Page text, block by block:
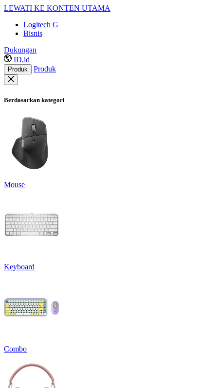
LEWATI KE KONTEN UTAMA
Logitech G
Bisnis
Dukungan
ID,id
Produk Produk
Berdasarkan kategori
Mouse
Keyboard
Combo